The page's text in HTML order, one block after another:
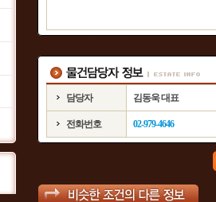
담당자 김동욱 대표
전화번호 02-979-4646